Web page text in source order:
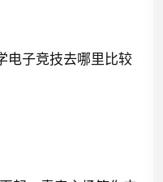
电子竞技去哪里比较